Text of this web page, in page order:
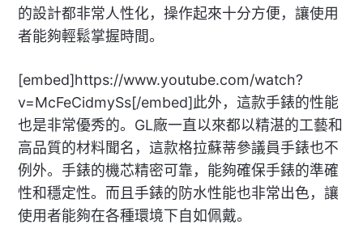
的設計都非常人性化，操作起來十分方便，讓使用
者能夠輕鬆掌握時間。
[embed]https://www.youtube.com/watch?
v=McFeCidmySs[/embed]此外，這款手錶的性能
也是非常優秀的。GL廠一直以來都以精湛的工藝和
高品質的材料聞名，這款格拉蘇蒂參議員手錶也不
例外。手錶的機芯精密可靠，能夠確保手錶的準確
性和穩定性。而且手錶的防水性能也非常出色，讓
使用者能夠在各種環境下自如佩戴。